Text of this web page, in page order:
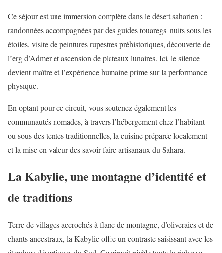
Ce séjour est une immersion complète dans le désert saharien :
randonnées accompagnées par des guides touaregs, nuits sous les
étoiles, visite de peintures rupestres préhistoriques, découverte de
l’erg d’Admer et ascension de plateaux lunaires. Ici, le silence
devient maître et l’expérience humaine prime sur la performance
physique.
En optant pour ce circuit, vous soutenez également les
communautés nomades, à travers l’hébergement chez l’habitant
ou sous des tentes traditionnelles, la cuisine préparée localement
et la mise en valeur des savoir-faire artisanaux du Sahara.
La Kabylie, une montagne d’identité et
de traditions
Terre de villages accrochés à flanc de montagne, d’oliveraies et de
chants ancestraux, la Kabylie offre un contraste saisissant avec les